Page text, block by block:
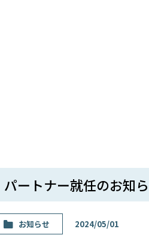
パートナー就任のお知
お知らせ 2024/05/01